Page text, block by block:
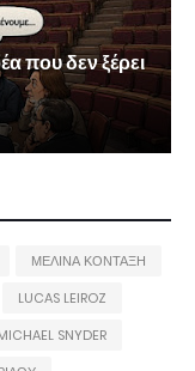
που δεν ξέρει
ΜΕΛΙΝΑ ΚΟΝΤΑΞΗ
LUCAS LEIROZ
SNYDER